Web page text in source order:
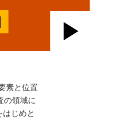
Play
素と位置
の領域に
じめと